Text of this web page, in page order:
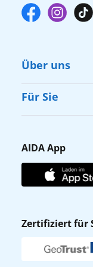
Über uns
Cruise & Help
Karriere
Verhaltens- &
Newsletter
Für Sie
Gästefragebogen
AIDA Club
AIDA App
AIDA App
Zertifiziert für